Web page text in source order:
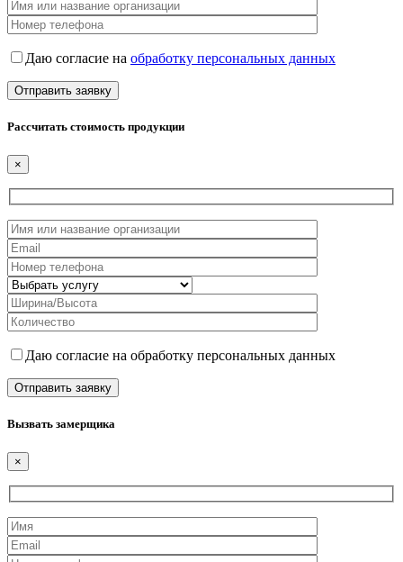
Даю согласие на обработку персональных данных
Рассчитать стоимость продукции
×
Даю согласие на обработку персональных данных
Вызвать замерщика
×